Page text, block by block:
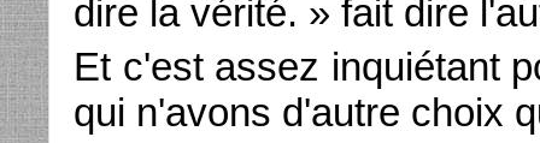
dire la vérité. » fait dire
Et c'est assez inquiétant
qui n'avons d'autre choix